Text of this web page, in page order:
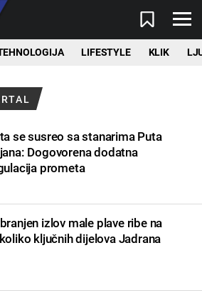
LIFESTYLE KLIK
se susreo sa stanarima Puta
Dogovorena dodatna
prometa
izlov male plave ribe na
ključnih dijelova Jadrana